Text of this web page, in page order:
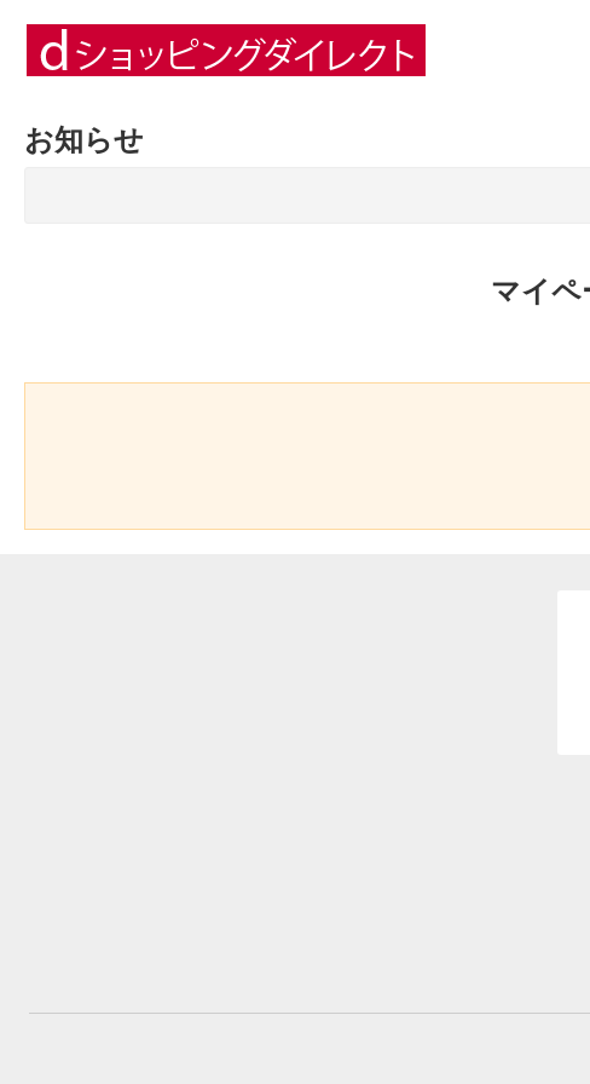
お知らせ
マイペ